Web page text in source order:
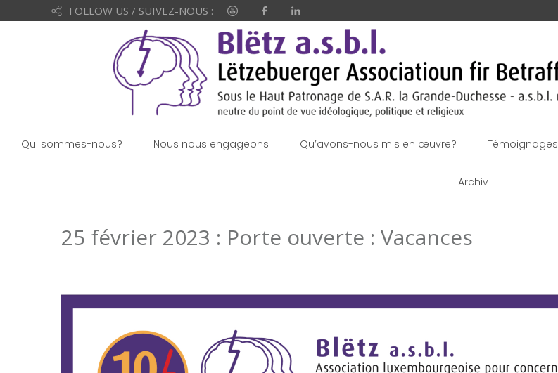
FOLLOW US / SUIVEZ-NOUS :
Qui sommes-nous? Nous nous engageons Qu’avons-nous mis en œuvre? Témoignages
Archiv
25 février 2023 : Porte ouverte : Vacances